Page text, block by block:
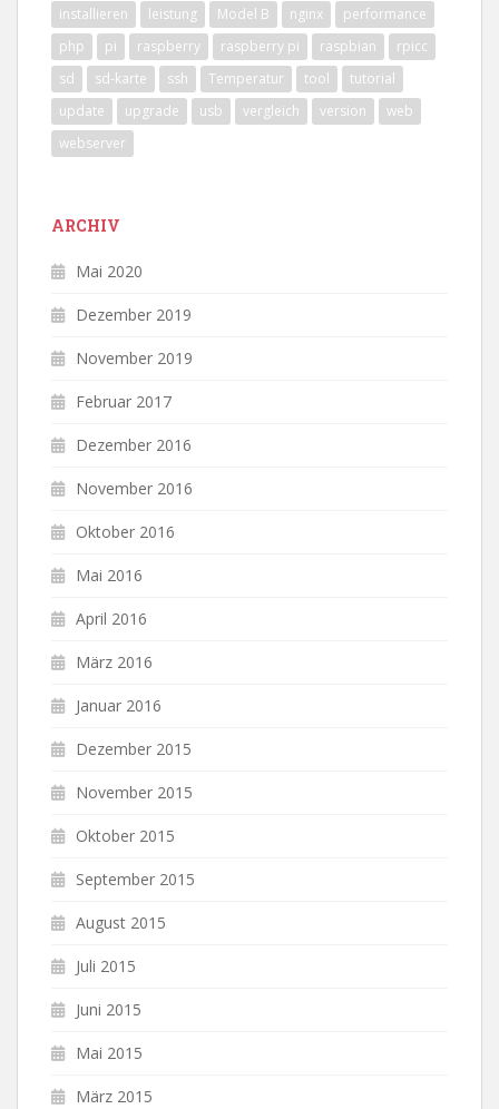
installieren
leistung Model B nginx
performance
php
pi raspberry raspberry pi raspbian
rpicc
sd
sd-karte ssh Temperatur tool
tutorial
update
upgrade usb vergleich version
web
webserver
ARCHIV
Mai 2020
Dezember 2019
November 2019
Februar 2017
Dezember 2016
November 2016
Oktober 2016
Mai 2016
April 2016
März 2016
Januar 2016
Dezember 2015
November 2015
Oktober 2015
September 2015
August 2015
Juli 2015
Juni 2015
Mai 2015
März 2015